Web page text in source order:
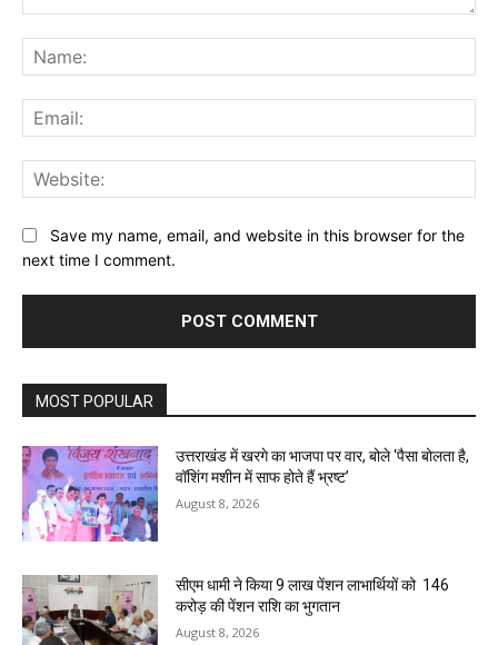
Save my name, email, and website in this browser for the
next time I comment.
MOST POPULAR
उत्तराखंड में खरगे का भाजपा पर वार, बोले ‘पैसा बोलता है,
वॉशिंग मशीन में साफ होते हैं भ्रष्ट’
August 8, 2026
सीएम धामी ने किया 9 लाख पेंशन लाभार्थियों को ₹ 146
करोड़ की पेंशन राशि का भुगतान
August 8, 2026